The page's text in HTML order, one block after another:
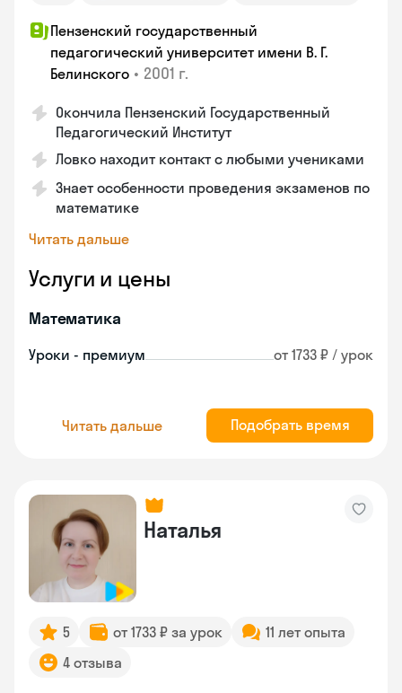
Пензенский государственный
педагогический университет имени В. Г.
Белинского • 2001 г.
Окончила Пензенский Государственный
Педагогический Институт
Ловко находит контакт с любыми учениками
Знает особенности проведения экзаменов по
математике
Читать дальше
Услуги и цены
Математика
Уроки - премиум от 1733 ₽ / урок
Читать дальше Подобрать время
Наталья
5 от 1733 ₽ за урок
11 лет опыта
4 отзыва